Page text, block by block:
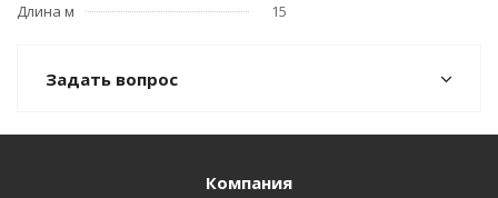
Длина м
15
Задать вопрос
Компания